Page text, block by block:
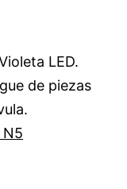
LED.
de piezas
N5